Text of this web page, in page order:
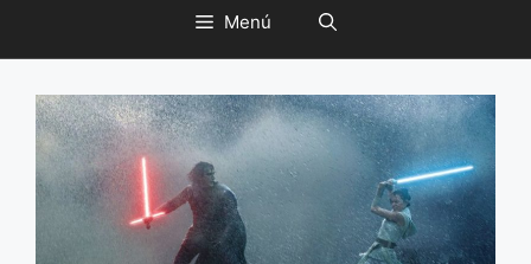
Menú